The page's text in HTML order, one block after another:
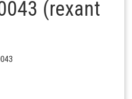
(rexant